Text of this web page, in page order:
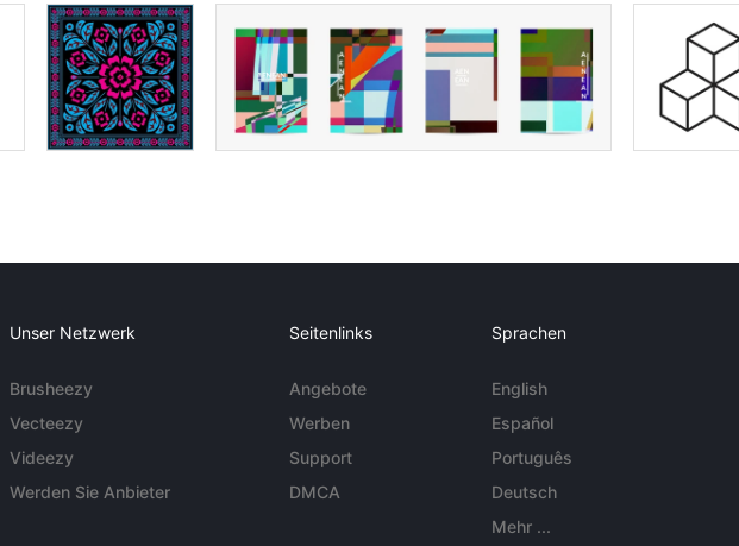
Unser Netzwerk
Brusheezy
Vecteezy
Videezy
Werden Sie Anbieter
Seitenlinks
Angebote
Werben
Support
DMCA
Sprachen
English
Español
Português
Deutsch
Mehr ...